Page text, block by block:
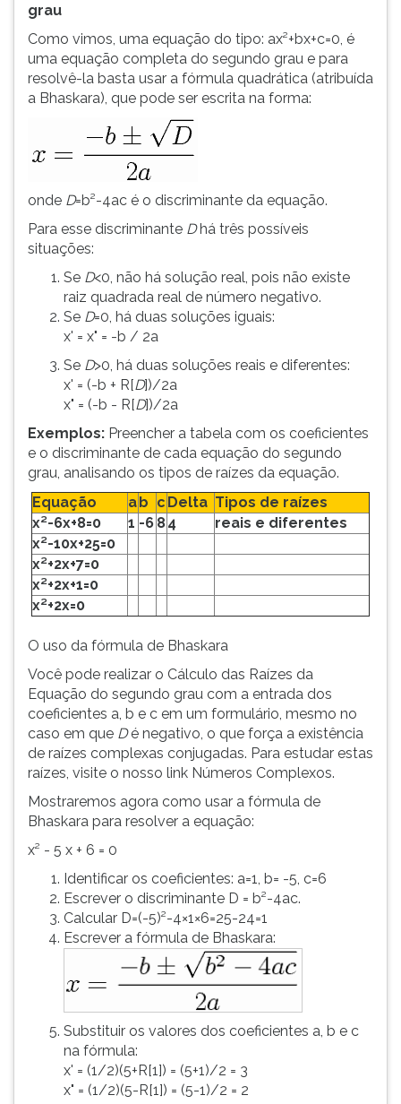
grau
Como vimos, uma equação do tipo: ax²+bx+c=0, é
uma equação completa do segundo grau e para
resolvê-la basta usar a fórmula quadrática (atribuída
a Bhaskara), que pode ser escrita na forma:
onde D=b²-4ac é o discriminante da equação.
Para esse discriminante Dhá três possíveis
situações:
Se D<0, não há solução real, pois não existe
raiz quadrada real de número negativo.
Se D=0, há duas soluções iguais:
x' = x" = -b / 2a
Se D>0, há duas soluções reais e diferentes:
x' = (-b + R[D])/2a
x" = (-b - R[D])/2a
Exemplos: Preencher a tabela com os coeficientes
e o discriminante de cada equação do segundo
grau, analisando os tipos de raízes da equação.
Equação
ab c Delta Tipos de raízes
x²-6x+8=0
1 -6 84
reais e diferentes
x²-10x+25=0
x²+2x+7=0
x²+2x+1=0
x²+2x=0
O uso da fórmula de Bhaskara
Você pode realizar o Cálculo das Raízes da
Equação do segundo grau com a entrada dos
coeficientes a, b e c em um formulário, mesmo no
caso em que Dé negativo, o que força a existência
de raízes complexas conjugadas. Para estudar estas
raízes, visite o nosso link Números Complexos.
Mostraremos agora como usar a fórmula de
Bhaskara para resolver a equação:
x² - 5 x + 6 = 0
Identificar os coeficientes: a=1, b= -5, c=6
Escrever o discriminante D = b²-4ac.
Calcular D=(-5)²-4×1×6=25-24=1
Escrever a fórmula de Bhaskara:
Substituir os valores dos coeficientes a, b e c
na fórmula:
x' = (1/2)(5+R[1]) = (5+1)/2 = 3
x" = (1/2)(5-R[1]) = (5-1)/2 = 2